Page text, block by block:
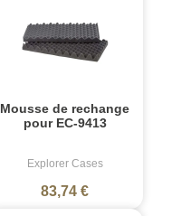
Mousse de rechange
pour EC-9413
Explorer Cases
83,74 €